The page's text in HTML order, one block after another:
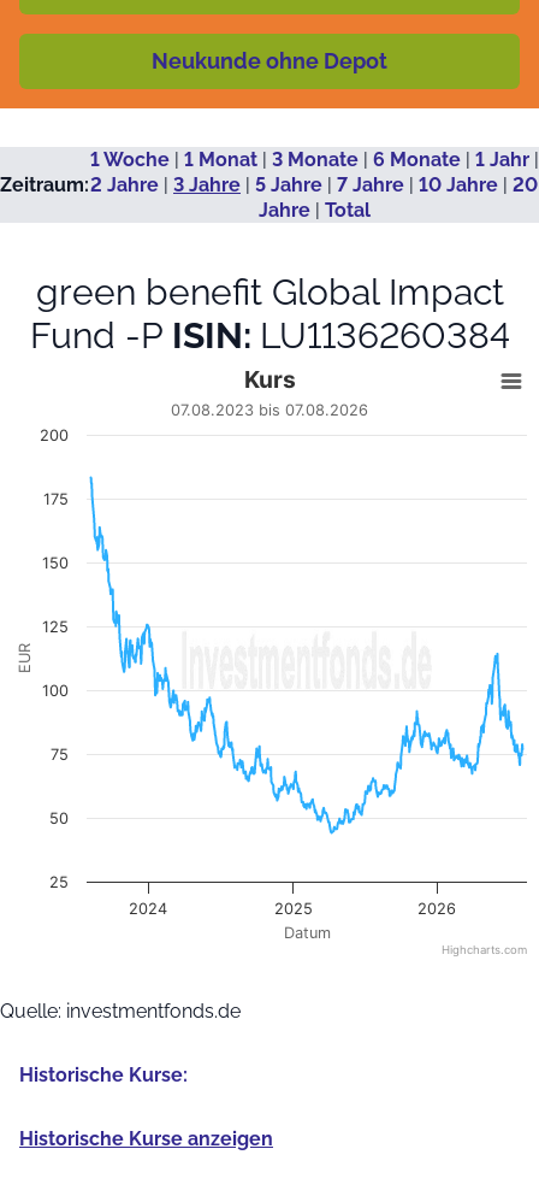
Neukunde ohne Depot
Zeitraum:
1 Woche| 1 Monat| 3 Monate| 6 Monate| 1 Jahr|
2 Jahre | 3 Jahre | 5 Jahre | 7 Jahre | 10 Jahre | 20
Jahre| Total
green benefit Global Impact
Fund -P ISIN: LU1136260384
Line chart with 735 data points.
07.08.2023 bis 07.08.2026
The chart has 1 X axis displaying Datum. Data ranges
The chart has 1 Y axis displaying EUR. Data ranges from
Datum
EUR
Kurs
07.08.2023 bis 07.08.2026
2024 2025 2026
25
50
75
100
125
150
175
200
Highcharts.com
Quelle: investmentfonds.de
Historische Kurse:
Historische Kurse anzeigen